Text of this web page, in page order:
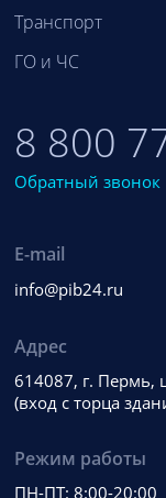
Транспорт
ГО и ЧС
8 800
Обратный звонок
E-mail
info@pib24.ru
Адрес
614087, г. Пермь,
(вход с торца
Режим работы
ПН-ПТ: 8:00-20:00